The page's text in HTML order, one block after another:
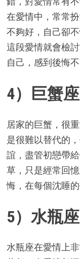
在愛情中，常常
不夠好，自己卻
這段愛情就會檢
自己，感到後悔不
4）巨蟹座
居家的巨蟹，很
是很難以替代的
誼，盡管初戀帶
草，只是經常回
悔，在每個沈睡
5）水瓶座
水瓶座在愛情上